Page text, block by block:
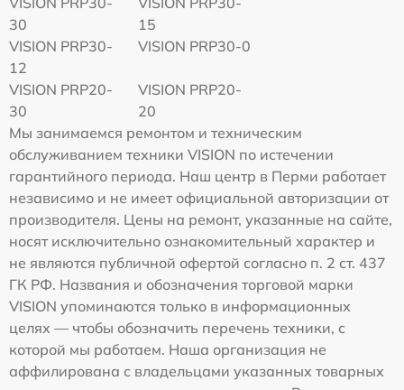
30
15
VISION PRP30-
12
VISION PRP30-0
VISION PRP20-
30
VISION PRP20-
20
Мы занимаемся ремонтом и техническим
обслуживанием техники VISION по истечении
гарантийного периода. Наш центр в Перми работает
независимо и не имеет официальной авторизации от
производителя. Цены на ремонт, указанные на сайте,
носят исключительно ознакомительный характер и
не являются публичной офертой согласно п. 2 ст. 437
ГК РФ. Названия и обозначения торговой марки
VISION упоминаются только в информационных
целях — чтобы обозначить перечень техники, с
которой мы работаем. Наша организация не
аффилирована с владельцами указанных товарных